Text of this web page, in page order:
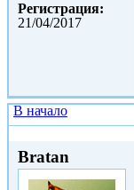
Регистрация:
21/04/2017
В начало
Bratan